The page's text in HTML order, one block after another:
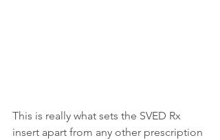
This is really what sets the SVED Rx
insert apart from any other prescription